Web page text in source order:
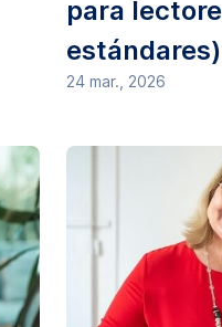
para
estándares)
24 mar., 2026